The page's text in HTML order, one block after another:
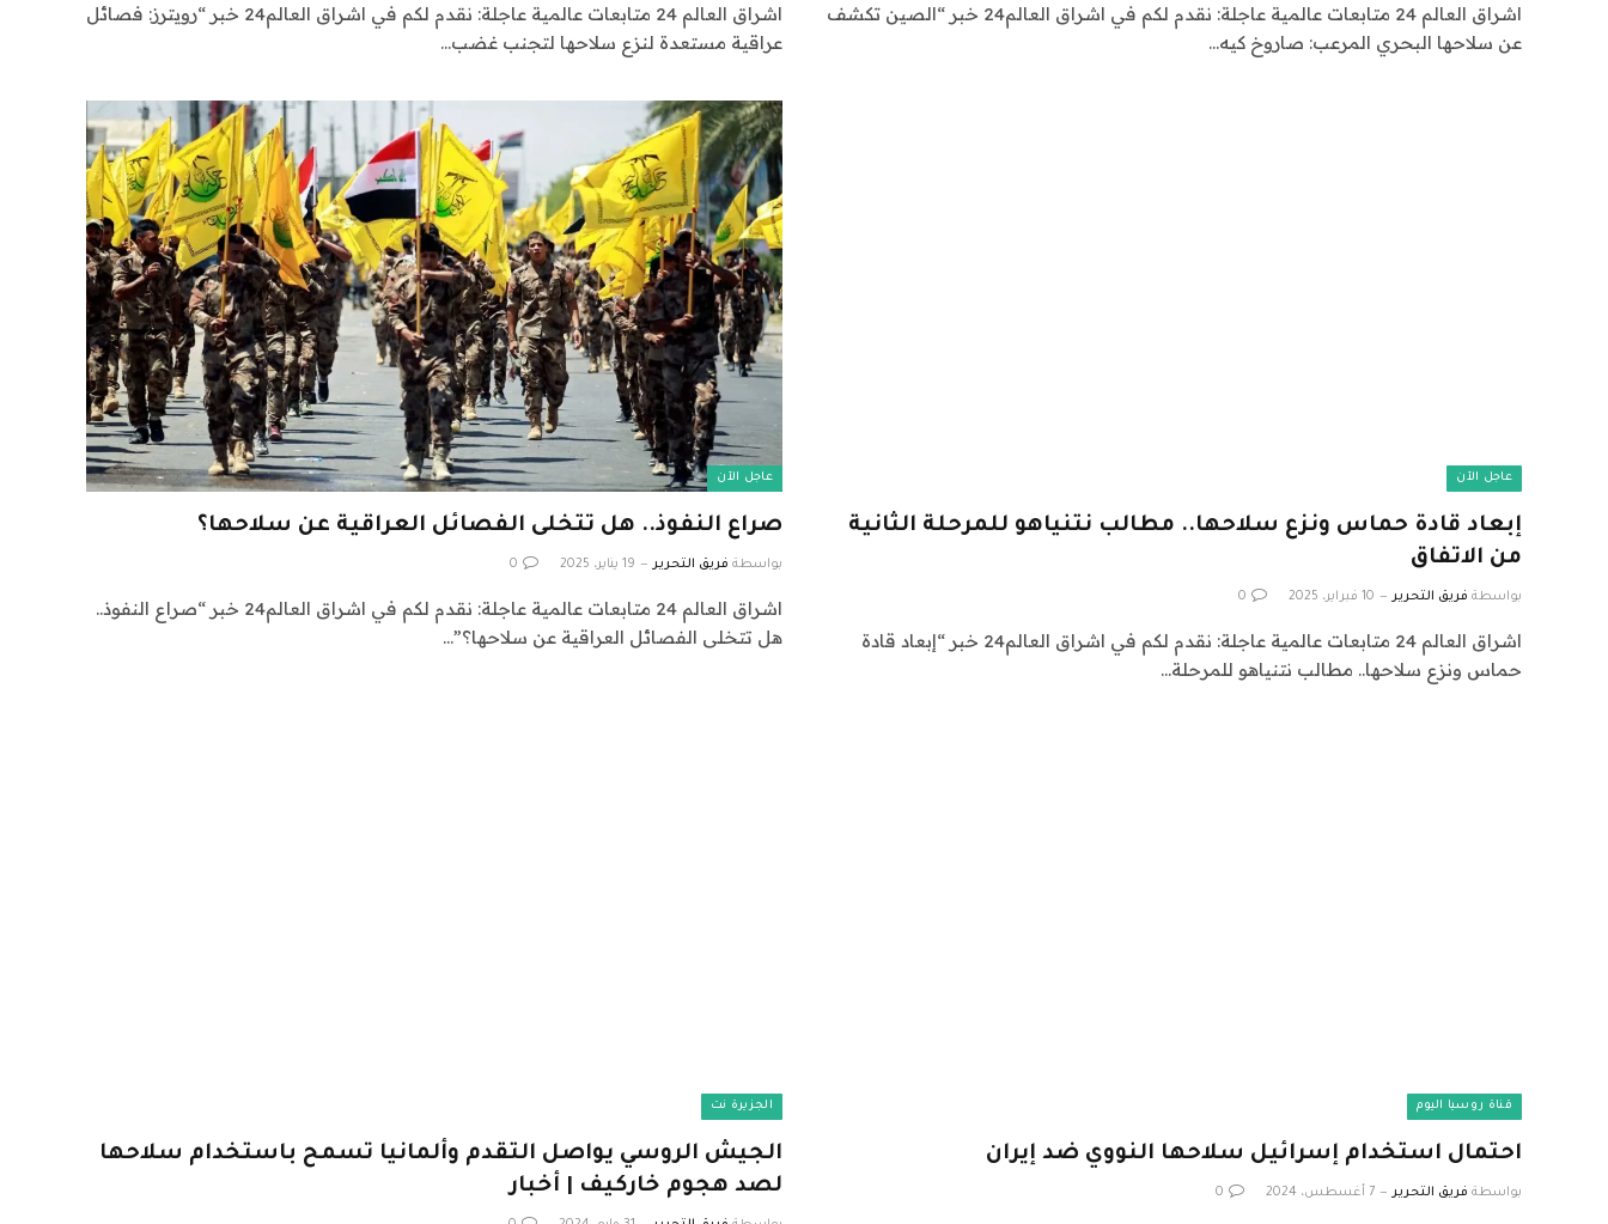
اشراق العالم 24 متابعات عالمية عاجلة: نقدم لكم في اشراق العالم24 خبر “الصين تكشف
عن سلاحها البحري المرعب: صاروخ كيه…
اشراق العالم 24 متابعات عالمية عاجلة: نقدم لكم في اشراق العالم24 خبر “رويترز: فصائل
عراقية مستعدة لنزع سلاحها لتجنب غضب…
عاجل الآن
إبعاد قادة حماس ونزع سلاحها.. مطالب نتنياهو للمرحلة الثانية
من الاتفاق
بواسطة فريق التحرير 10 فبراير، 2025 0
اشراق العالم 24 متابعات عالمية عاجلة: نقدم لكم في اشراق العالم24 خبر “إبعاد قادة
حماس ونزع سلاحها.. مطالب نتنياهو للمرحلة…
عاجل الآن
صراع النفوذ.. هل تتخلى الفصائل العراقية عن سلاحها؟
بواسطة فريق التحرير 19 يناير، 2025 0
اشراق العالم 24 متابعات عالمية عاجلة: نقدم لكم في اشراق العالم24 خبر “صراع النفوذ..
هل تتخلى الفصائل العراقية عن سلاحها؟”…
قناة روسيا اليوم
احتمال استخدام إسرائيل سلاحها النووي ضد إيران
بواسطة فريق التحرير 7 أغسطس، 2024 0
الجزيرة نت
الجيش الروسي يواصل التقدم وألمانيا تسمح باستخدام سلاحها
لصد هجوم خاركيف | أخبار